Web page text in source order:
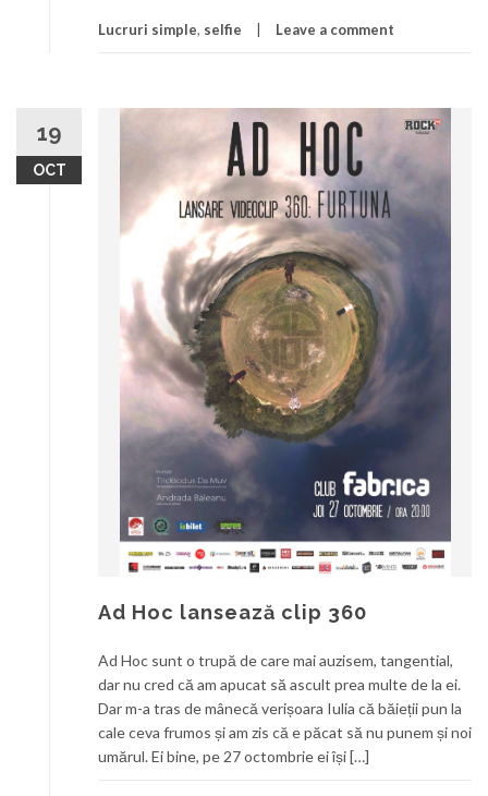
Lucruri simple, selfie Leave a comment
19
OCT
Ad Hoc lansează clip 360
Ad Hoc sunt o trupă de care mai auzisem, tangential,
dar nu cred că am apucat să ascult prea multe de la ei.
Dar m-a tras de mânecă verișoara Iulia că băieții pun la
cale ceva frumos și am zis că e păcat să nu punem și noi
umărul. Ei bine, pe 27 octombrie ei își […]